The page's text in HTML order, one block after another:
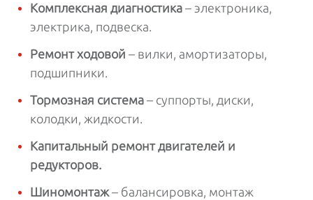
Комплексная диагностика – электроника,
электрика, подвеска.
Ремонт ходовой – вилки, амортизаторы,
подшипники.
Тормозная система – суппорты, диски,
колодки, жидкости.
Капитальный ремонт двигателей и
редукторов.
Шиномонтаж – балансировка, монтаж